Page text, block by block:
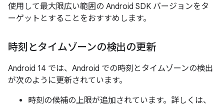
使用して最大限広い範囲の Android SDK バージョンをタ
ーゲットとすることをおすすめします。
時刻とタイムゾーンの検出の更新
Android 14 では、Android での時刻とタイムゾーンの検出
が次のように更新されています。
時刻の候補の上限が追加されています。詳しくは、